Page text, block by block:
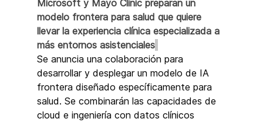
Microsoft y Mayo Clinic preparan un
modelo frontera para salud que quiere
llevar la experiencia clínica especializada a
más entornos asistenciales
Se anuncia una colaboración para
desarrollar y desplegar un modelo de IA
frontera diseñado específicamente para
salud. Se combinarán las capacidades de
cloud e ingeniería con datos clínicos